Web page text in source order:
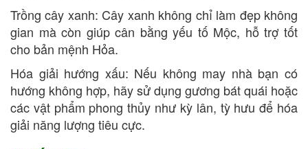
Trồng cây xanh: Cây xanh không chỉ làm đẹp không
gian mà còn giúp cân bằng yếu tố Mộc, hỗ trợ tốt
cho bản mệnh Hỏa.
Hóa giải hướng xấu: Nếu không may nhà bạn có
hướng không hợp, hãy sử dụng gương bát quái hoặc
các vật phẩm phong thủy như kỳ lân, tỳ hưu để hóa
giải năng lượng tiêu cực.